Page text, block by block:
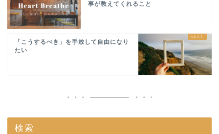
事が教えてくれること
「こうするべき」を手放して自由になり
たい
検索